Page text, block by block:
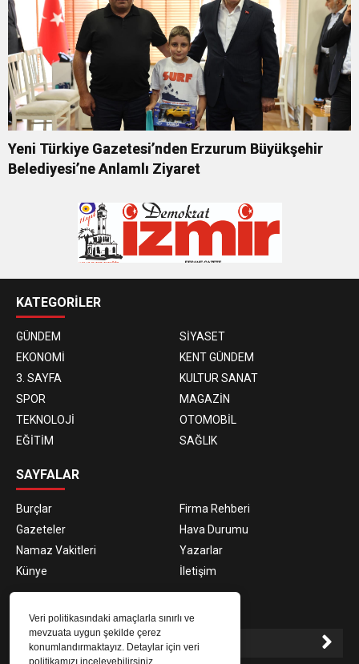
Veri politikasındaki amaçlarla sınırlı ve
mevzuata uygun şekilde çerez
konumlandırmaktayız. Detaylar için veri
politikamızı inceleyebilirsiniz.
Yeni Türkiye Gazetesi’nden Erzurum Büyükşehir
Belediyesi’ne Anlamlı Ziyaret
KATEGORİLER
GÜNDEM
SİYASET
EKONOMİ
KENT GÜNDEM
3. SAYFA
KULTUR SANAT
SPOR
MAGAZİN
TEKNOLOJİ
OTOMOBİL
EĞİTİM
SAĞLIK
SAYFALAR
Burçlar
Firma Rehberi
Gazeteler
Hava Durumu
Namaz Vakitleri
Yazarlar
Künye
İletişim